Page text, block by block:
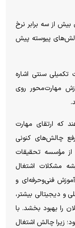
بیش از سه برابر نرخ
است که چالش‌های پیوسته پیش
تکمیلی سنتی اشاره
مهارت‌محور روی
که ارتقای مهارت
چالش‌های کنونی
از مؤسسه تحقیقات
مشکلات اشتغال
فنی‌وحرفه‌ای و
و دیجیتالی بیشتر،
را بهبود بخشد. با
زیرا چالش اشتغال